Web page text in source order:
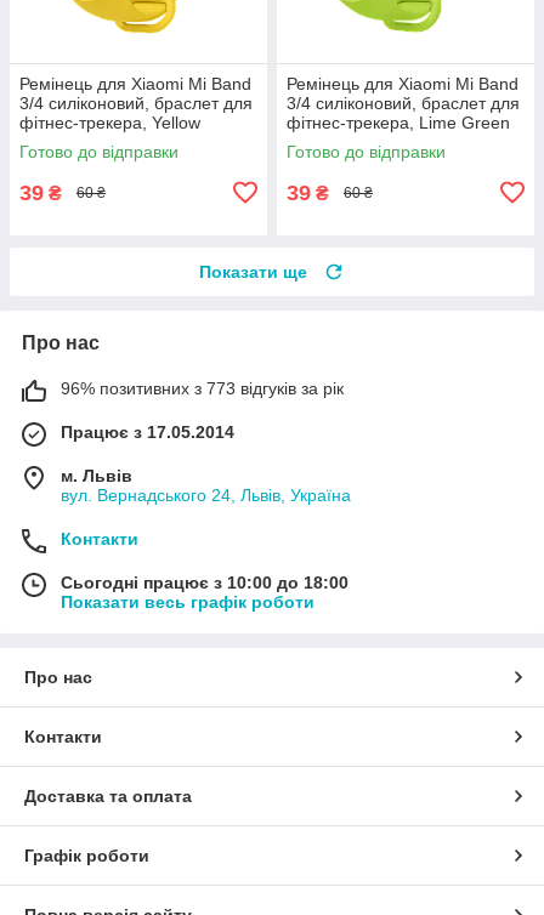
Ремінець для Xiaomi Mi Band
3/4 силіконовий, браслет для
фітнес-трекера, Yellow
Готово до відправки
39 ₴ 60 ₴
Ремінець для Xiaomi Mi Band
3/4 силіконовий, браслет для
фітнес-трекера, Lime Green
Готово до відправки
39 ₴ 60 ₴
Показати ще
Про нас
96% позитивних з 773 відгуків за рік
Працює з 17.05.2014
м. Львів
вул. Вернадського 24, Львів, Україна
Контакти
Сьогодні працює з 10:00 до 18:00
Показати весь графік роботи
Про нас
Контакти
Доставка та оплата
Графік роботи